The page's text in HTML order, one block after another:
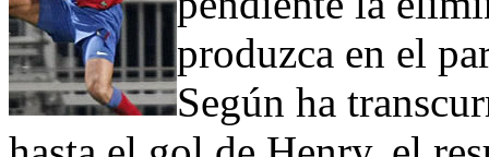
produzca en el
Según ha